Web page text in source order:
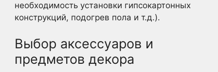
необходимость установки гипсокартонных
конструкций, подогрев пола и т.д.).
Выбор аксессуаров и
предметов декора